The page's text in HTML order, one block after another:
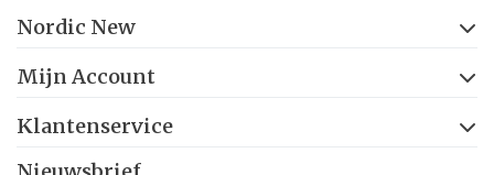
Nordic New
Mijn Account
Klantenservice